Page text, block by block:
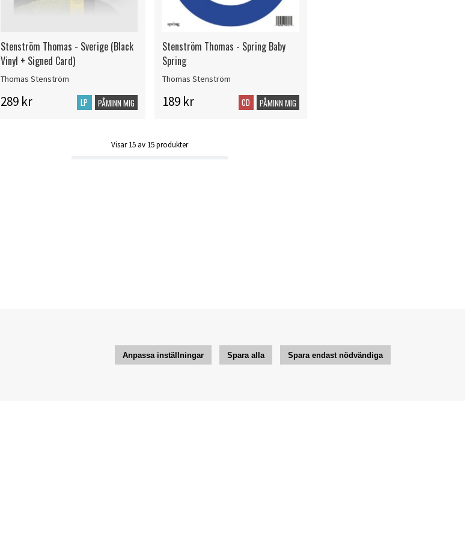
Stenström Thomas - Sverige (Black
Vinyl + Signed Card)
Thomas Stenström
289 kr LP PÅMINN MIG
Stenström Thomas - Spring Baby
Spring
Thomas Stenström
189 kr CD PÅMINN MIG
Visar15 av 15produkter
Anpassa inställningar Spara alla Spara endast nödvändiga